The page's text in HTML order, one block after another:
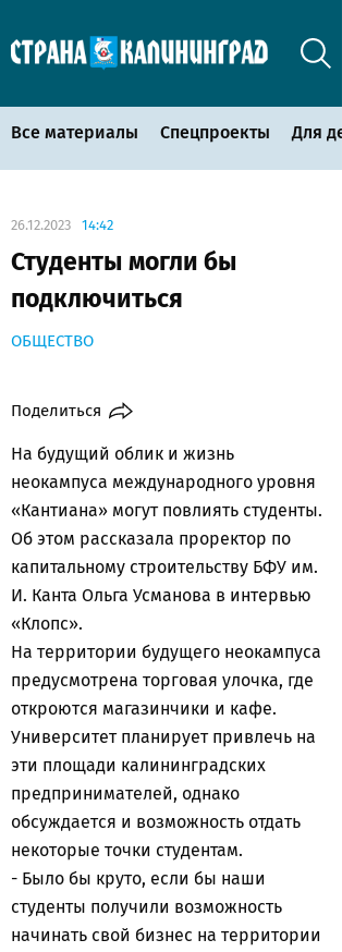
Все материалы Спецпроекты Для
26.12.2023 14:42
Студенты могли бы
подключиться
ОБЩЕСТВО
Поделиться
На будущий облик и жизнь
неокампуса международного уровня
«Кантиана» могут повлиять студенты.
Об этом рассказала проректор по
капитальному строительству БФУ им.
И. Канта Ольга Усманова в интервью
«Клопс».
На территории будущего неокампуса
предусмотрена торговая улочка, где
откроются магазинчики и кафе.
Университет планирует привлечь на
эти площади калининградских
предпринимателей, однако
обсуждается и возможность отдать
некоторые точки студентам.
- Было бы круто, если бы наши
студенты получили возможность
начинать свой бизнес на территории